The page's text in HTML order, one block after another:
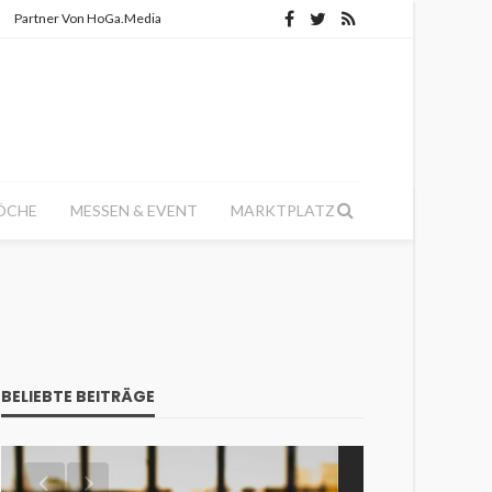
Partner Von HoGa.Media
MESSEN & EVENT MARKTPLATZ
BELIEBTE BEITRÄGE